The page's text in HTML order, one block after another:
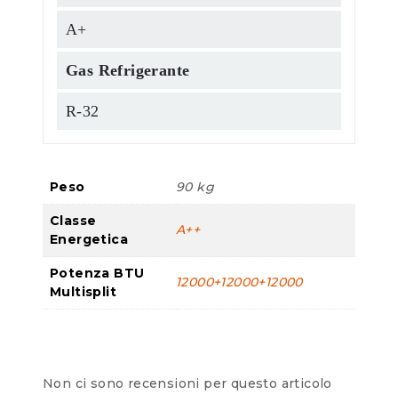
A+
Gas Refrigerante
R-32
Peso 90 kg
Classe
Energetica
A++
Potenza BTU
Multisplit
12000+12000+12000
Non ci sono recensioni per questo articolo